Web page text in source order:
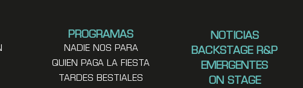
PROGRAMAS
NADIE NOS PARA
QUIEN PAGA LA FIESTA
TARDES BESTIALES
NOTICIAS
BACKSTAGE R&P
EMERGENTES
ON STAGE